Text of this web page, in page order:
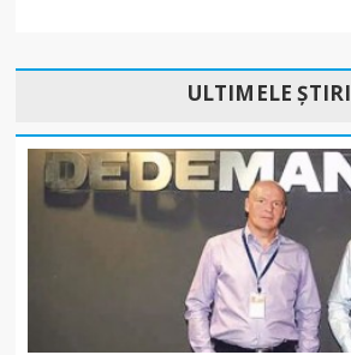
ULTIMELE ȘTIRI